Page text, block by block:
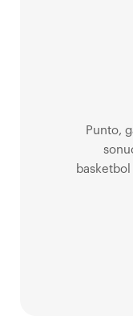
Punto,